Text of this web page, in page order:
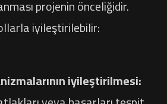
projenin önceliğidir.
iyileştirilebilir:
iyileştirilmesi: